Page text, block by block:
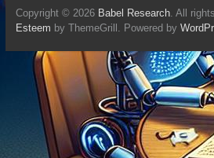
Copyright © 2026 Babel Research. All
Esteem by ThemeGrill. Powered by